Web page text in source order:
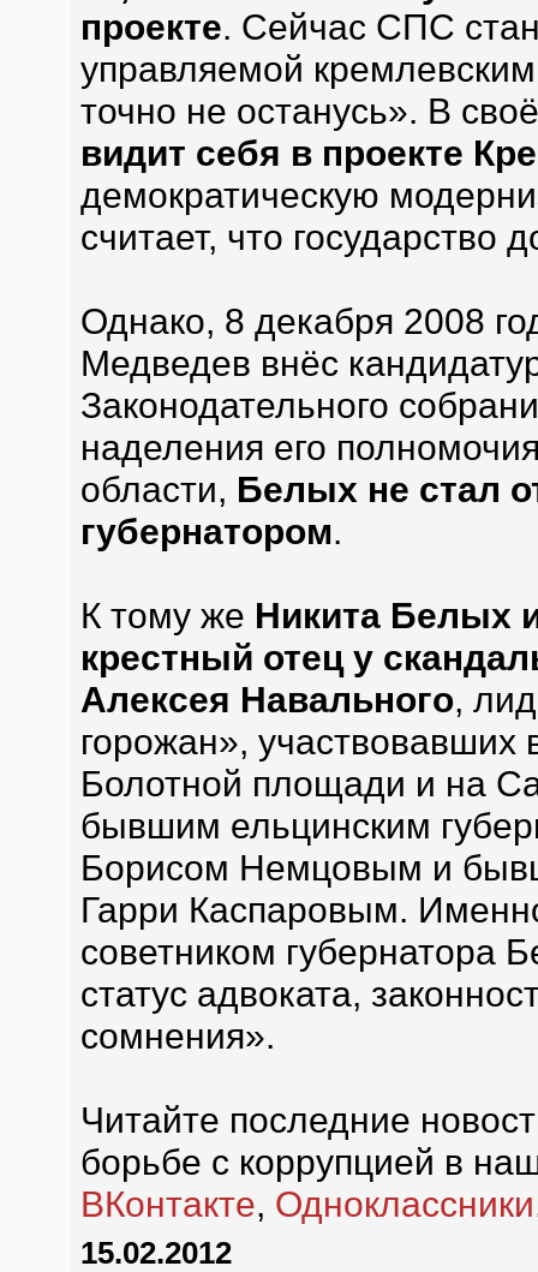
проекте. Сейчас СПС
управляемой
точно не останусь». В
видит себя в проекте
демократическую
считает, что государство
Однако, 8 декабря 2008
Медведев внёс
Законодательного
наделения его
области, Белых не стал
губернатором.
К тому же Никита Белых
крестный отец у
Алексея Навального,
горожан», участвовавших
Болотной площади и на
бывшим ельцинским
Борисом Немцовым и
Гарри Каспаровым.
советником губернатора
статус адвоката,
сомнения».
Читайте последние
борьбе с коррупцией в
ВКонтакте, Одноклассники
15.02.2012